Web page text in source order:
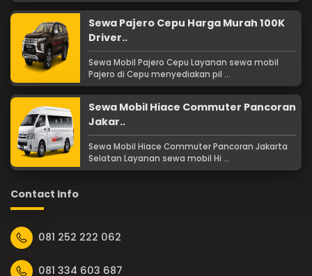
Sewa Pajero Cepu Harga Murah 100K
Driver..
Sewa Mobil Pajero Cepu Layanan sewa mobil
Pajero di Cepu menyediakan pil ...
Sewa Mobil Hiace Commuter Pancoran
Jakar..
Sewa Mobil Hiace Commuter Pancoran Jakarta
Selatan Layanan sewa mobil Hi ...
Contact Info
081 252 222 062
081 334 603 687